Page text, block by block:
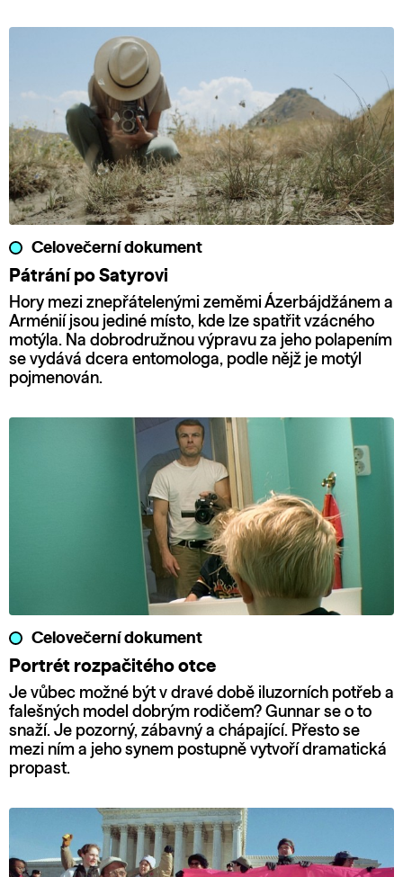
Celovečerní dokument
Pátrání po Satyrovi
Hory mezi znepřátelenými zeměmi Ázerbájdžánem a
Arménií jsou jediné místo, kde lze spatřit vzácného
motýla. Na dobrodružnou výpravu za jeho polapením
se vydává dcera entomologa, podle nějž je motýl
pojmenován.
Celovečerní dokument
Portrét rozpačitého otce
Je vůbec možné být v dravé době iluzorních potřeb a
falešných model dobrým rodičem? Gunnar se o to
snaží. Je pozorný, zábavný a chápající. Přesto se
mezi ním a jeho synem postupně vytvoří dramatická
propast.